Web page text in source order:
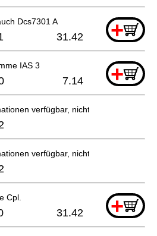
Dcs7301 A +
31.42
IAS 3 +
7.14
verfügbar, nicht bestellbar
verfügbar, nicht bestellbar
Cpl. +
31.42